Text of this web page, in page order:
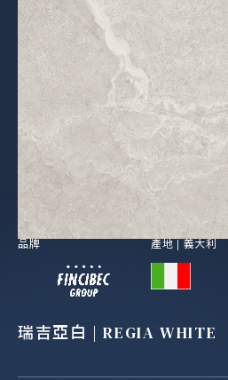
品牌 產地 | 義大利
瑞吉亞白 | REGIA WHITE